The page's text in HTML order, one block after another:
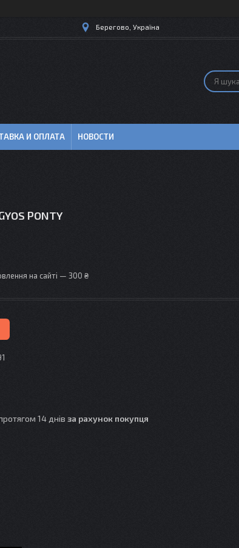
Берегово, Україна
И ОПЛАТА НОВОСТИ
PONTY
на сайті — 300 ₴
14 днів за рахунок покупця